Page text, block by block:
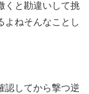
くと勘違いして挑
よねそんなことし
認してから撃つ逆